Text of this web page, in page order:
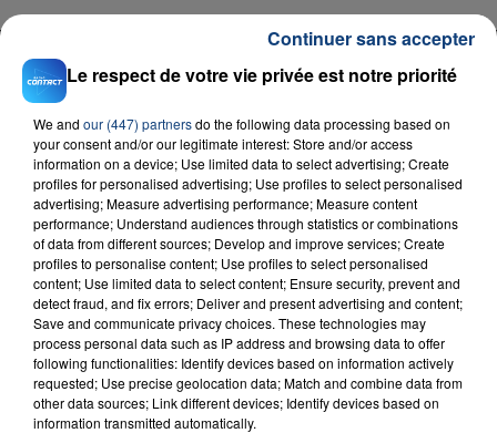
Animal
RADIO CONTACT
FIL D'ACTU
Le respect de votre vie privée est notre priorité
We and our (447) partnersdo the following data processing based on
your consent and/or our legitimate interest: Store and/or access
information on a device; Use limited data to select advertising; Create
profiles for personalised advertising; Use profiles to select personalised
advertising; Measure advertising performance; Measure content
performance; Understand audiences through statistics or combinations
of data from different sources; Develop and improve services; Create
profiles to personalise content; Use profiles to select personalised
content; Use limited data to select content; Ensure security, prevent and
detect fraud, and fix errors; Deliver and present advertising and content;
Save and communicate privacy choices. These technologies may
process personal data such as IP address and browsing data to offer
following functionalities: Identify devices based on information actively
requested; Use precise geolocation data; Match and combine data from
other data sources; Link different devices; Identify devices based on
information transmitted automatically.
Continuer sans accepter